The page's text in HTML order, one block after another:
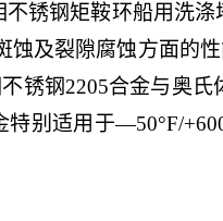
钢矩鞍环船用洗涤
蚀及裂隙腐蚀方面的
锈钢2205合金与奥
特别适用于—50°F/